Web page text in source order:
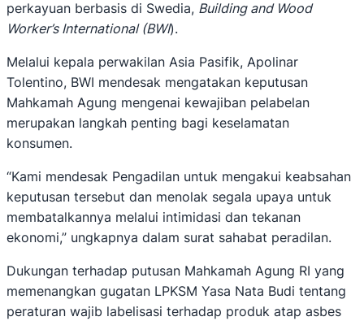
perkayuan berbasis di Swedia, Building and Wood
Worker’s International (BWI).
Melalui kepala perwakilan Asia Pasifik, Apolinar
Tolentino, BWI mendesak mengatakan keputusan
Mahkamah Agung mengenai kewajiban pelabelan
merupakan langkah penting bagi keselamatan
konsumen.
“Kami mendesak Pengadilan untuk mengakui keabsahan
keputusan tersebut dan menolak segala upaya untuk
membatalkannya melalui intimidasi dan tekanan
ekonomi,” ungkapnya dalam surat sahabat peradilan.
Dukungan terhadap putusan Mahkamah Agung RI yang
memenangkan gugatan LPKSM Yasa Nata Budi tentang
peraturan wajib labelisasi terhadap produk atap asbes